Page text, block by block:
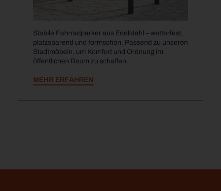
Stabile Fahrradparker aus Edelstahl – wetterfest,
platzsparend und formschön. Passend zu unseren
Stadtmöbeln, um Komfort und Ordnung im
öffentlichen Raum zu schaffen.
MEHR ERFAHREN